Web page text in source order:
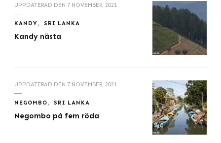
UPPDATERAD DEN 7 NOVEMBER, 2021
KANDY SRI LANKA
Kandy nästa
UPPDATERAD DEN 7 NOVEMBER, 2021
NEGOMBO SRI LANKA
Negombo på fem röda